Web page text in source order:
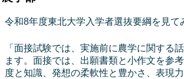
令和8年度東北大学入学者選抜要綱を見て
「面接試験では、実施前に農学に関する
ます。面接では、出願書類と小作文を参
度と知識、発想の柔軟性と豊かさ、表現